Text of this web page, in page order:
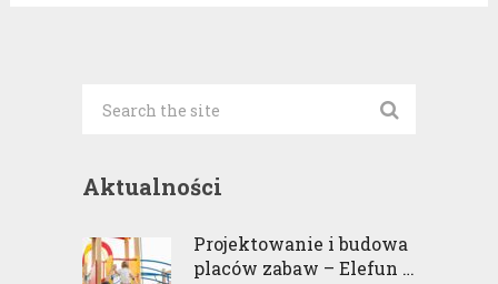
Aktualności
Projektowanie i budowa
placów zabaw – Elefun …